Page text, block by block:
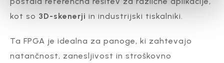
kot so 3D-skenerji in industrijski tiskalniki.
Ta FPGA je idealna za panoge, ki zahtevajo
natančnost, zanesljivost in stroškovno